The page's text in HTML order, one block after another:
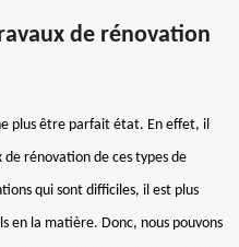
de rénovation
plus être parfait état. En effet, il
rénovation de ces types de
qui sont difficiles, il est plus
en la matière. Donc, nous pouvons